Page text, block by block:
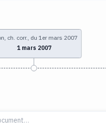
ch. corr., du 1er mars 2007
1 mars 2007